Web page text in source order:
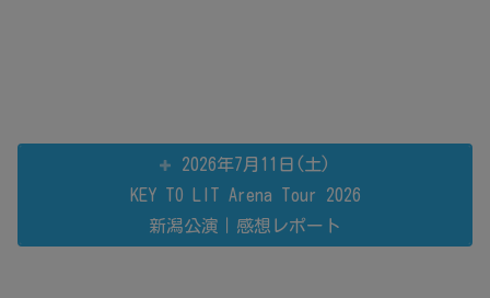
2026年7月11日(土)
KEY TO LIT Arena Tour 2026
新潟公演｜感想レポート